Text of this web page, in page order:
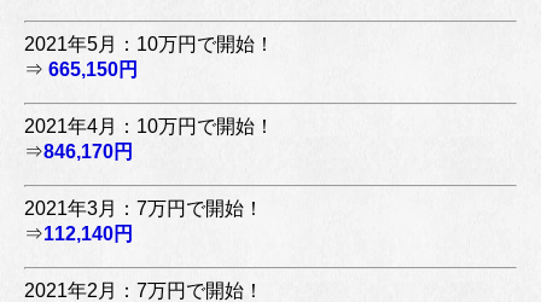
2021年5月：10万円で開始！
⇒ 665,150円
2021年4月：10万円で開始！
⇒846,170円
2021年3月：7万円で開始！
⇒112,140円
2021年2月：7万円で開始！